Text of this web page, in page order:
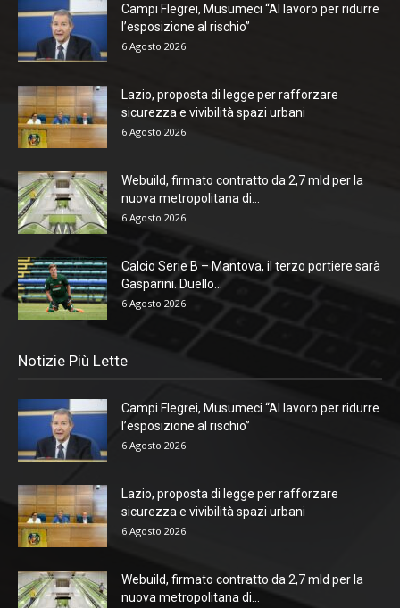
Campi Flegrei, Musumeci “Al lavoro per ridurre
l’esposizione al rischio”
6 Agosto 2026
Lazio, proposta di legge per rafforzare
sicurezza e vivibilità spazi urbani
6 Agosto 2026
Webuild, firmato contratto da 2,7 mld per la
nuova metropolitana di...
6 Agosto 2026
Calcio Serie B – Mantova, il terzo portiere sarà
Gasparini. Duello...
6 Agosto 2026
Notizie Più Lette
Campi Flegrei, Musumeci “Al lavoro per ridurre
l’esposizione al rischio”
6 Agosto 2026
Lazio, proposta di legge per rafforzare
sicurezza e vivibilità spazi urbani
6 Agosto 2026
Webuild, firmato contratto da 2,7 mld per la
nuova metropolitana di...